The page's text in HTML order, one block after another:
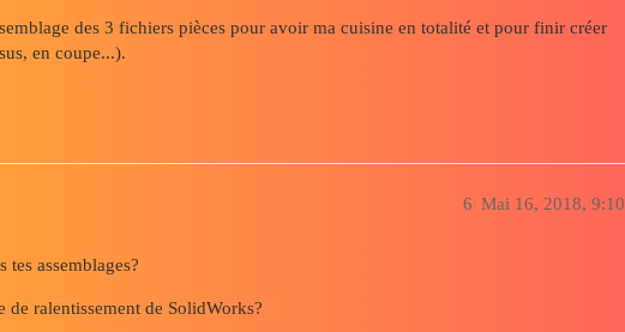
des 3 fichiers pièces pour avoir ma cuisine en totalité et pour finir créer
en coupe...).
Mai 16, 2018, 9:10
6
assemblages?
de ralentissement de SolidWorks?